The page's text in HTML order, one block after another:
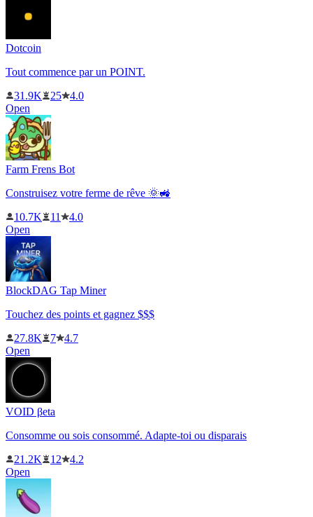
Dotcoin
Tout commence par un POINT.
31.9K
25
4.0
Open
Farm Frens Bot
Construisez votre ferme de rêve 🌞🚜
10.7K
11
4.0
Open
BlockDAG Tap Miner
Touchez des points et gagnez $$$
27.8K
7
4.7
Open
VOID βeta
Consomme ou sois consommé. Adapte-toi ou disparais
21.2K
12
4.2
Open